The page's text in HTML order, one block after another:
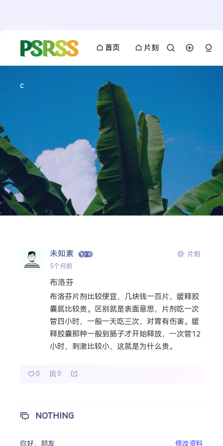
首页 片刻
生活 音乐
c
未知素
片刻
5个月前
布洛芬
布洛芬片剂比较便宜，几块钱一百片，缓释胶
囊就比较贵。区别就是表面意思，片剂吃一次
管四小时，一般一天吃三次，对胃有伤害。缓
释胶囊那种一般到肠子才开始释放，一次管12
小时，刺激比较小，这就是为什么贵。 ​​​
0 0
NOTHING
你好， 朋友 修改资料